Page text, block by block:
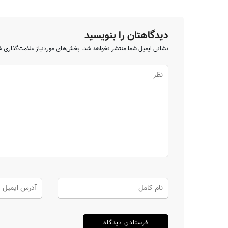
دیدگاهتان را بنویسید
نشانی ایمیل شما منتشر نخواهد شد. بخش‌های موردنیاز علامت‌گذاری